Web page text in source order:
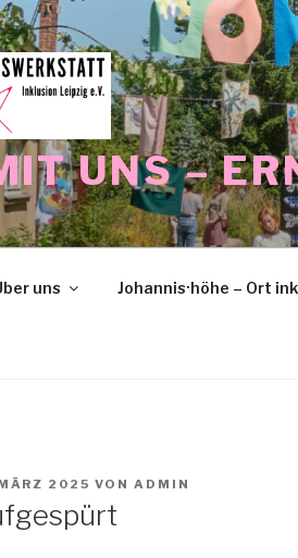
UNS –
uns Johannis·höhe – Ort
2025 VON ADMIN